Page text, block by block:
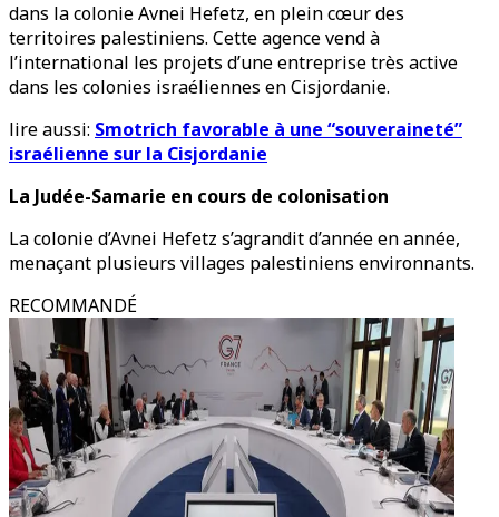
dans la colonie Avnei Hefetz, en plein cœur des
territoires palestiniens. Cette agence vend à
l’international les projets d’une entreprise très active
dans les colonies israéliennes en Cisjordanie.
lire aussi: Smotrich favorable à une “souveraineté”
israélienne sur la Cisjordanie
La Judée-Samarie en cours de colonisation
La colonie d’Avnei Hefetz s’agrandit d’année en année,
menaçant plusieurs villages palestiniens environnants.
RECOMMANDÉ